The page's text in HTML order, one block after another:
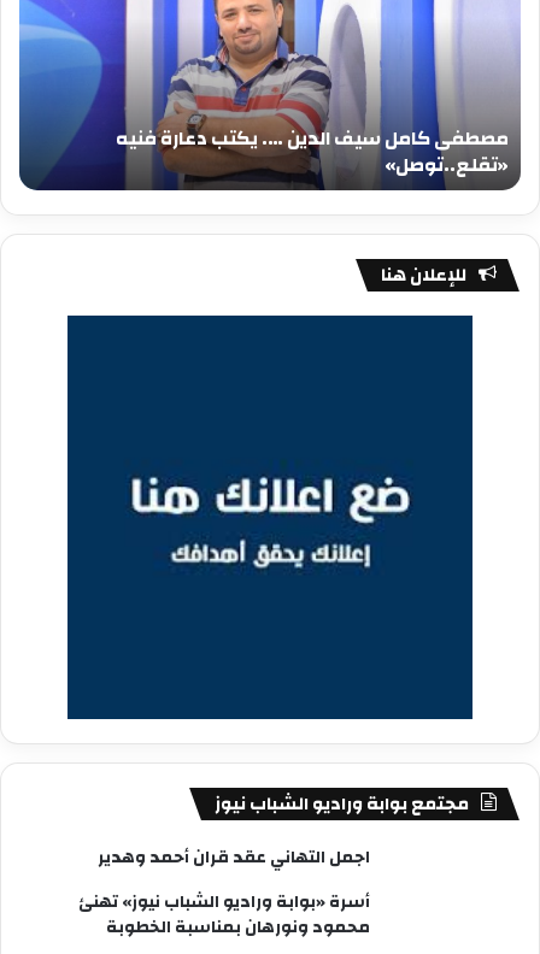
«تقلع..توصل»
مصطفى كامل سيف الدين …. يكتب دعارة فنيه
«تقلع..توصل»
….
للإعلان هنا
مجتمع بوابة وراديو الشباب نيوز
اجمل التهاني عقد قران أحمد وهدير
أسرة «بوابة وراديو الشباب نيوز» تهنئ
محمود ونورهان بمناسبة الخطوبة